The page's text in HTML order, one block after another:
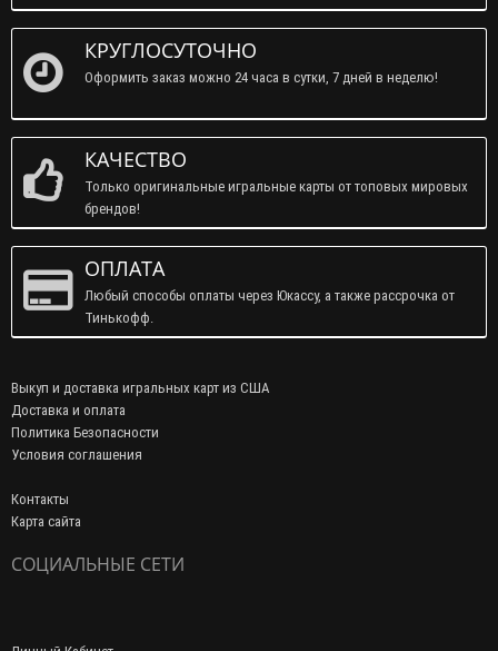
КРУГЛОСУТОЧНО
Оформить заказ можно 24 часа в сутки, 7 дней в неделю!
КАЧЕСТВО
Только оригинальные игральные карты от топовых мировых
брендов!
ОПЛАТА
Любый способы оплаты через Юкассу, а также рассрочка от
Тинькофф.
Выкуп и доставка игральных карт из США
Доставка и оплата
Политика Безопасности
Условия соглашения
Контакты
Карта сайта
СОЦИАЛЬНЫЕ СЕТИ